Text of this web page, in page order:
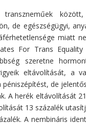
de egészségügyi,
miatt
For Trans Equality
szeretne
eltávolítását, a
péniszépítést, de
A herék eltávolítását
13 százalék
A nembináris